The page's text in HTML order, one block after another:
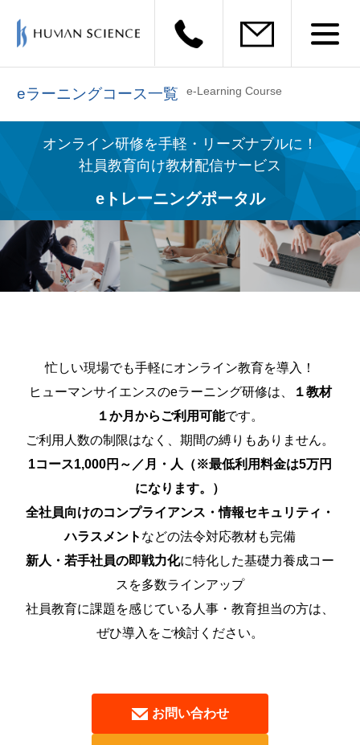
eラーニングコース一覧 e-Learning Course
オンライン研修を手軽・リーズナブルに！
社員教育向け教材配信サービス
eトレーニングポータル
忙しい現場でも手軽にオンライン教育を導入！
ヒューマンサイエンスのeラーニング研修は、
１教材
１か月からご利用可能です。
ご利用人数の制限はなく、期間の縛りもありません。
1コース1,000円～／月・人（※最低利用料金は5万円
になります。）
全社員向けのコンプライアンス・情報セキュリティ・
ハラスメント などの法令対応教材も完備
新人・若手社員の即戦力化に特化した基礎力養成コー
スを多数ラインアップ
社員教育に課題を感じている人事・教育担当の方は、
ぜひ導入をご検討ください。
お問い合わせ